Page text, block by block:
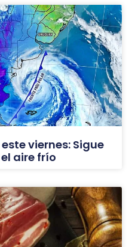
viernes: Sigue
aire frío